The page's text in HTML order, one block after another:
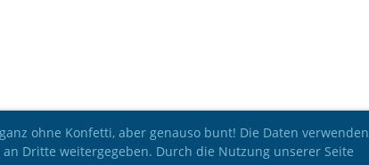
ohne Konfetti, aber genauso bunt! Die Daten verwenden
Dritte weitergegeben. Durch die Nutzung unserer Seite